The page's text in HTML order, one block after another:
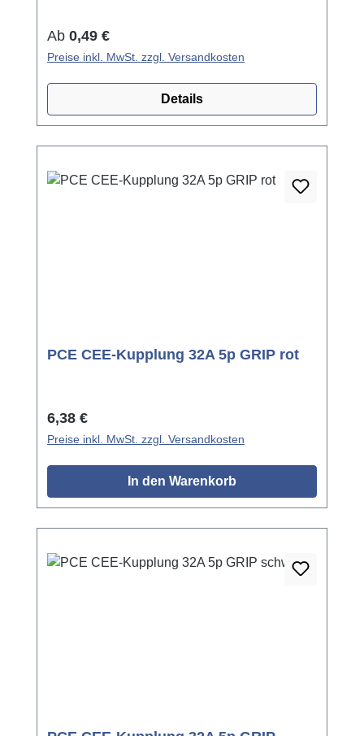
Regulärer Preis:
Ab 0,49 €
Preise inkl. MwSt. zzgl. Versandkosten
Details
PCE CEE-Kupplung 32A 5p GRIP rot
Regulärer Preis:
6,38 €
Preise inkl. MwSt. zzgl. Versandkosten
In den Warenkorb